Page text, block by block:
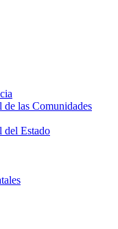
las Comunidades
del Estado